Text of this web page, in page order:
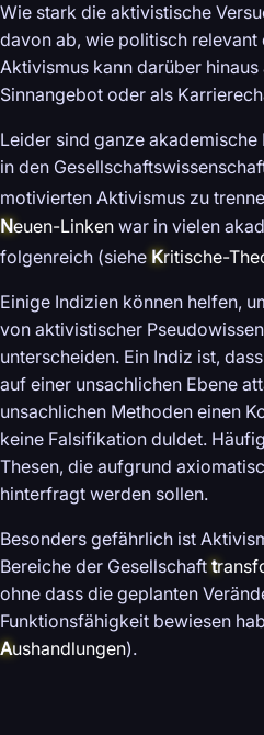
Wie stark die aktivistische
davon ab, wie politisch relevant
Aktivismus kann darüber
Sinnangebot oder als
Leider sind ganze
in den
motivierten Aktivismus zu
Neuen-Linken war in vielen
folgenreich (siehe Kritische-
Einige Indizien können helfen,
von aktivistischer
unterscheiden. Ein Indiz ist,
auf einer unsachlichen Ebene
unsachlichen Methoden einen
keine Falsifikation duldet.
Thesen, die aufgrund
hinterfragt werden sollen.
Besonders gefährlich ist
Bereiche der Gesellschaft t
ohne dass die geplanten
Funktionsfähigkeit bewiesen
Aushandlungen).